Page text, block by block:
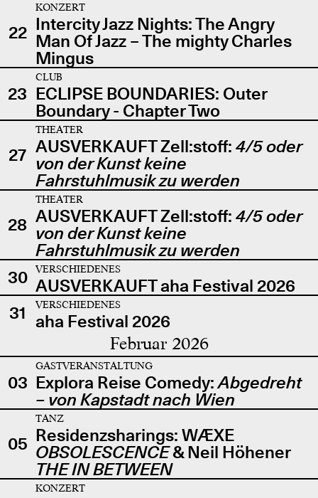
22
KONZERT
Intercity Jazz Nights: The Angry
Man Of Jazz – The mighty Charles
Mingus
23
CLUB
ECLIPSE BOUNDARIES: Outer
Boundary - Chapter Two
27
THEATER
AUSVERKAUFT Zell:stoff: 4/5 oder
von der Kunst keine
Fahrstuhlmusik zu werden
28
THEATER
AUSVERKAUFT Zell:stoff: 4/5 oder
von der Kunst keine
Fahrstuhlmusik zu werden
30
VERSCHIEDENES
AUSVERKAUFT aha Festival 2026
31
VERSCHIEDENES
aha Festival 2026
Februar 2026
03
GASTVERANSTALTUNG
Explora Reise Comedy:Abgedreht
– von Kapstadt nach Wien
05
TANZ
Residenzsharings: WÆXE
OBSOLESCENCE& Neil Höhener
THE IN BETWEEN
KONZERT